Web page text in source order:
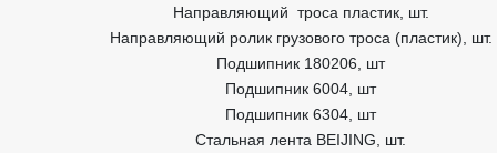
Направляющий троса пластик, шт.
Направляющий ролик грузового троса (пластик), шт.
Подшипник 180206, шт
Подшипник 6004, шт
Подшипник 6304, шт
Стальная лента BEIJING, шт.